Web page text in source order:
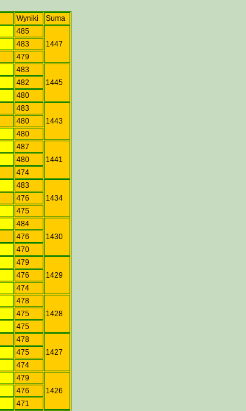
Wyniki Suma
485
1447
483
479
483
1445
482
480
483
1443
480
480
487
1441
480
474
483
1434
476
475
484
1430
476
470
479
1429
476
474
478
1428
475
475
478
1427
475
474
479
1426
476
471